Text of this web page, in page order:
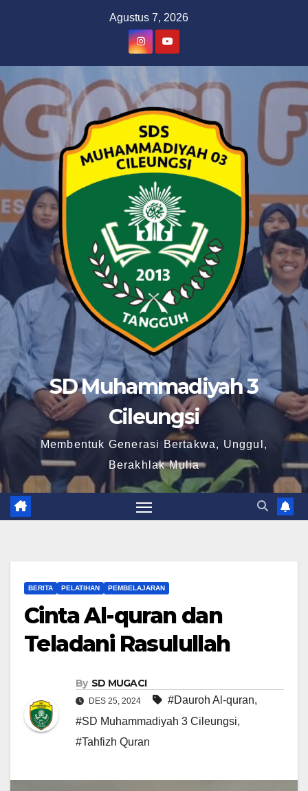
Agustus 7, 2026
SD Muhammadiyah 3
Cileungsi
Membentuk Generasi Bertakwa, Unggul,
Berakhlak Mulia
BERITA PELATIHAN PEMBELAJARAN
Cinta Al-quran dan
Teladani Rasulullah
By SD MUGACI
DES 25, 2024 #Dauroh Al-quran,
#SD Muhammadiyah 3 Cileungsi,
#Tahfizh Quran